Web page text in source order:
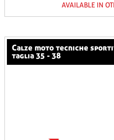
AVAILABLE IN
calze moto tecniche sportive invernali nere xtech
taglia 35 - 38